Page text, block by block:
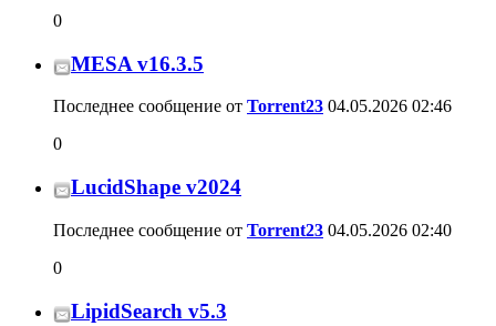
0
MESA v16.3.5
Последнее сообщение от Torrent23 04.05.2026 02:46
0
LucidShape v2024
Последнее сообщение от Torrent23 04.05.2026 02:40
0
LipidSearch v5.3